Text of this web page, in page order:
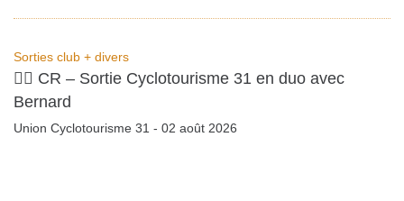
Sorties club + divers
🚴‍♂️ CR – Sortie Cyclotourisme 31 en duo avec
Bernard
Union Cyclotourisme 31 - 02 août 2026